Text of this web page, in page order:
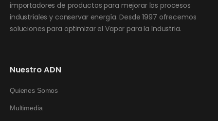
importadores de productos para mejorar los procesos
industriales y conservar energía. Desde 1997 ofrecemos
soluciones para optimizar el Vapor para la Industria.
Nuestro ADN
Quienes Somos
Multimedia